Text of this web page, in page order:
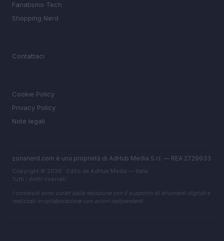
Fanatismo Tech
Shopping Nerd
Contattaci
Cookie Policy
Privacy Policy
Note legali
zonanerd.com è una proprietà di AdHub Media S.r.l. — REA 2729933
Copyright © 2026 · Edito da AdHub Media — Italia
Tutti i diritti riservati
I contenuti sono curati dalla redazione con il supporto di strumenti digitali e
realizzati in collaborazione con autori indipendenti.